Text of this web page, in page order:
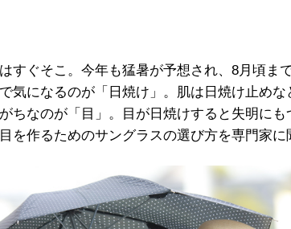
すぐそこ。今年も猛暑が予想され、8月頃ま
気になるのが「日焼け」。肌は日焼け止め
ちなのが「目」。目が日焼けすると失明に
を作るためのサングラスの選び方を専門家に